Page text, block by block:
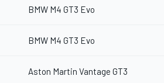
BMW M4 GT3 Evo
BMW M4 GT3 Evo
Aston Martin Vantage GT3